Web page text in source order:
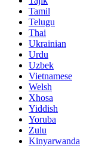
Tamil
Telugu
Thai
Ukrainian
Urdu
Uzbek
Vietnamese
Welsh
Xhosa
Yiddish
Yoruba
Zulu
Kinyarwanda